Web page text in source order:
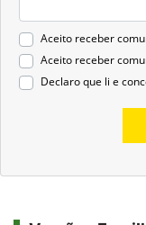
Aceito receber
Aceito receber
Declaro que li e